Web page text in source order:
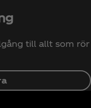
till allt som rör